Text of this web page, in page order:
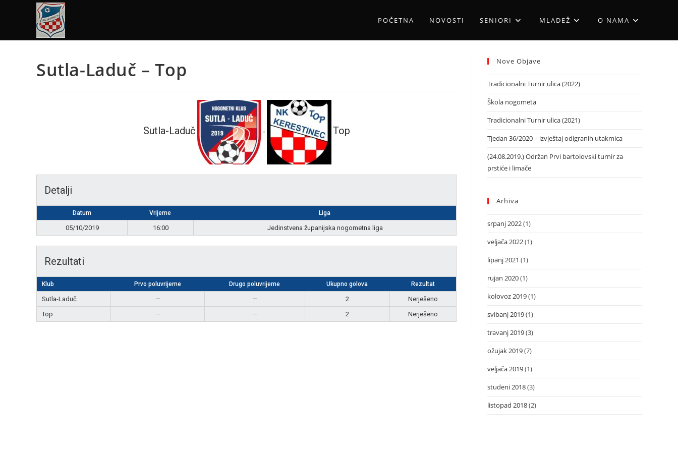
POČETNA NOVOSTI SENIORI MLADEŽ O NAMA
Sutla-Laduč – Top
Sutla-Laduč - Top
Detalji
Datum Vrijeme Liga
05/10/2019 16:00 Jedinstvena županijska nogometna liga
Rezultati
Klub Prvo poluvrijeme Drugo poluvrijeme Ukupno golova Rezultat
Sutla-Laduč — — 2
Nerješeno
Top
— — 2 Nerješeno
Nove Objave
Tradicionalni Turnir ulica (2022)
Škola nogometa
Tradicionalni Turnir ulica (2021)
Tjedan 36/2020 – izvještaj odigranih utakmica
(24.08.2019.) Održan Prvi bartolovski turnir za
prstiće i limače
Arhiva
srpanj 2022(1)
veljača 2022(1)
lipanj 2021 (1)
rujan 2020(1)
kolovoz 2019(1)
svibanj 2019(1)
travanj 2019(3)
ožujak 2019(7)
veljača 2019(1)
studeni 2018(3)
listopad 2018(2)